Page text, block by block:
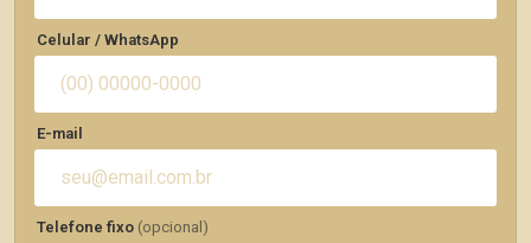
Celular / WhatsApp
E-mail
Telefone fixo (opcional)